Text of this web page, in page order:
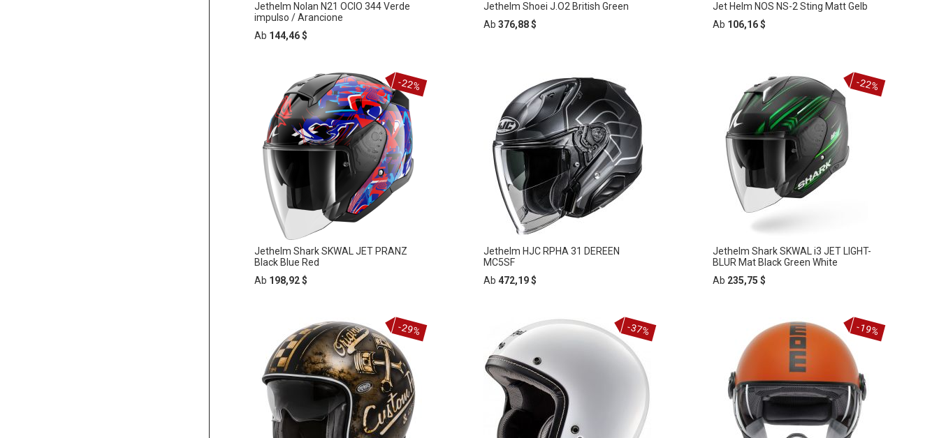
Jethelm Nolan N21 OCIO 344 Verde
impulso / Arancione
Ab 144,46 $
Jethelm Shoei J.O2 British Green
Ab 376,88 $
Jet Helm NOS NS-2 Sting Matt Gelb
Ab 106,16 $
Jethelm Shark SKWAL JET PRANZ
Black Blue Red
Ab 198,92 $
-22%
Jethelm HJC RPHA 31 DEREEN
MC5SF
Ab 472,19 $
Jethelm Shark SKWAL i3 JET LIGHT-
BLUR Mat Black Green White
Ab 235,75 $
-22%
-29% -37% -19%